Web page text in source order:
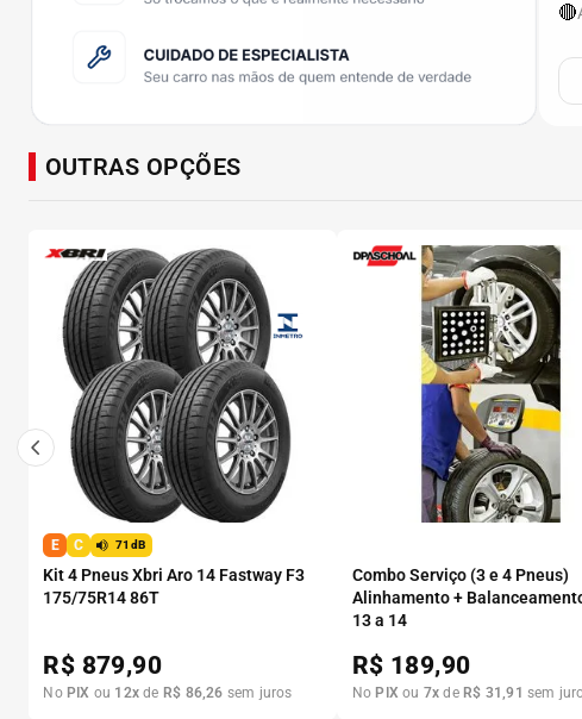
🔴
OUTRAS OPÇÕES
E C 71dB
Kit 4 Pneus Xbri Aro 14 Fastway F3
175/75R14 86T
R$ 879,90
No PIX ou 12x de R$ 86,26 sem juros
Combo Serviço (3 e 4 Pneus)
Alinhamento +
13 a 14
R$ 189,90
No PIX ou 7x de R$ 31 ,91 sem